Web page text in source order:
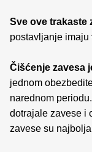
Sve ove trakaste
postavljanje imaju
Čišćenje zavesa
jednom
narednom
dotrajale zavese i
zavese su